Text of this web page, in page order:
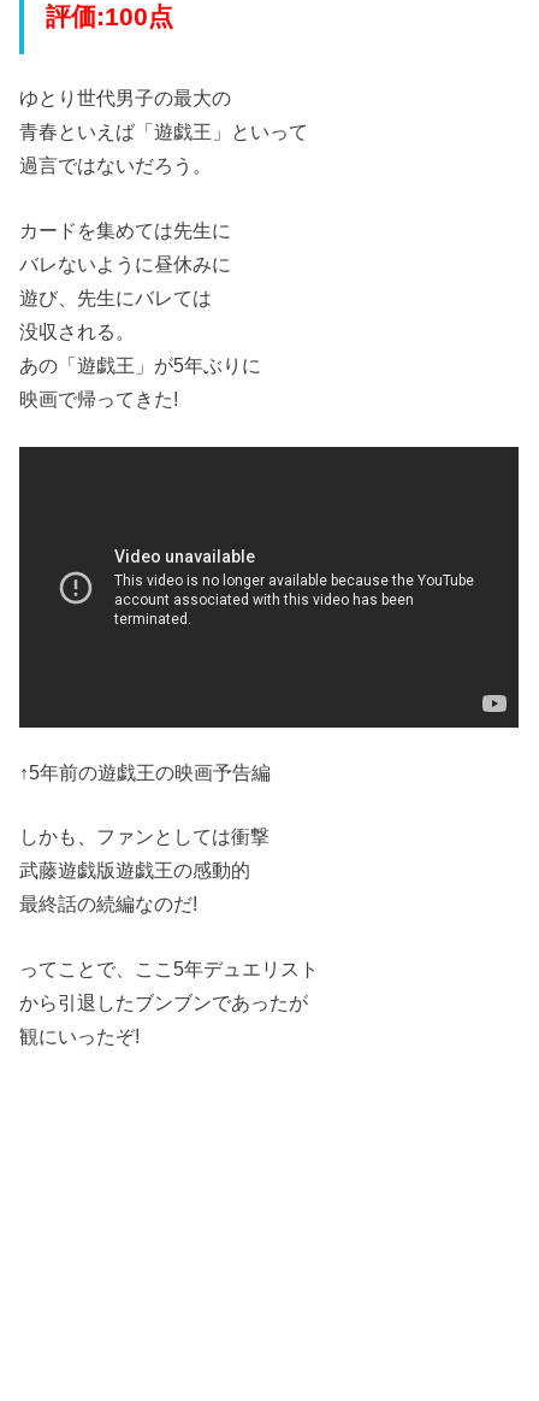
評価:100点
ゆとり世代男子の最大の
青春といえば「遊戯王」といって
過言ではないだろう。
カードを集めては先生に
バレないように昼休みに
遊び、先生にバレては
没収される。
あの「遊戯王」が5年ぶりに
映画で帰ってきた!
↑5年前の遊戯王の映画予告編
しかも、ファンとしては衝撃
武藤遊戯版遊戯王の感動的
最終話の続編なのだ!
ってことで、ここ5年デュエリスト
から引退したブンブンであったが
観にいったぞ!